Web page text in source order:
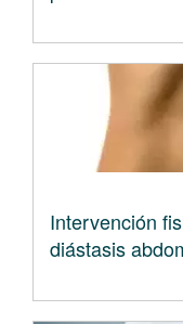
Intervención
diástasis